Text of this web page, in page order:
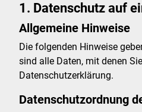
1. Datenschutz auf
Allgemeine Hinweise
Die folgenden Hinweise
sind alle Daten, mit denen
Datenschutzerklärung.
Datenschutzordnung